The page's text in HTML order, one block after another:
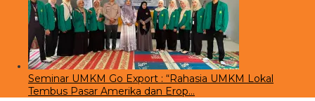
Seminar UMKM Go Export : “Rahasia UMKM Lokal
Tembus Pasar Amerika dan Erop…